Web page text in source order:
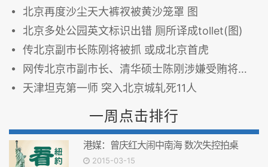
北京再度沙尘天大裤衩被黄沙笼罩 图
北京多处公园英文标识出错 厕所译成tollet(图)
传北京副巿长陈刚将被抓 或成北京首虎
网传北京市副市长、清华硕士陈刚涉嫌受贿将被双规(图)
天津坦克第一师 突入北京城轧死11人
一周点击排行
港媒：曾庆红大闹中南海 数次失控拍桌
2015-03-15